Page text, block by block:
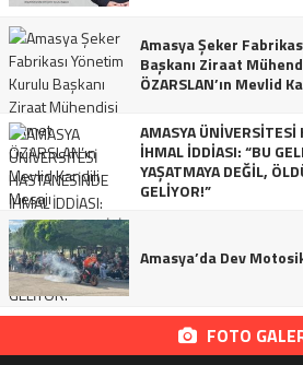
Amasya Şeker
Başkanı Ziraat
ÖZARSLAN’ın Mevlid
AMASYA ÜNİVERSİTESİ
İHMAL İDDİASI: “BU
YAŞATMAYA DEĞİL,
GELİYOR!”
Amasya’da Dev
FOTO